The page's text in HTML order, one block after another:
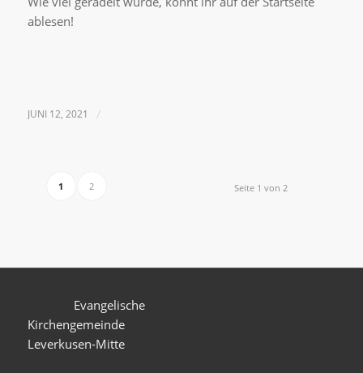
ablesen!
JUNI 12, 2021 /
Seite 1 von 2
1 2
Evangelische
Kirchengemeinde
Leverkusen-Mitte